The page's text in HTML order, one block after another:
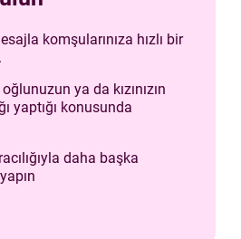
komşularınıza hızlı bir
oğlunuzun ya da kızınızın
yaptığı konusunda
daha başka